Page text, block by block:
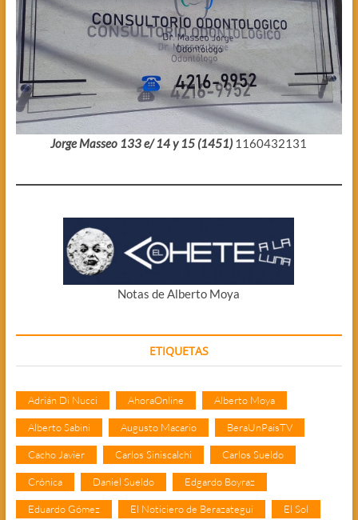
Jorge Masseo 133 e/ 14 y 15 (1451) 1160432131
Notas de Alberto Moya
ETIQUETAS
Adrián Di Nucci AhoraOnline Alberto Moya
Alberto Sabini Augusto Macario BeraUnPaisTV
Cacho Javier Carlos Siniscalchi Carlos Sueldo
Crónica Daniel Sueldo Edgardo Boyraz
Eduardo Gómez El Noticiero de Berazategui El Sol